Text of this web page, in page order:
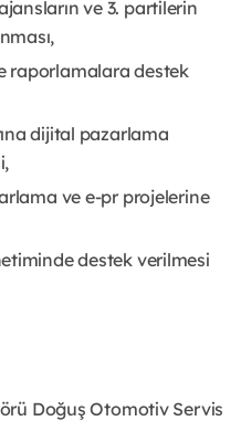
ve 3. partilerin
raporlamalara destek
dijital pazarlama
ve e-pr projelerine
destek verilmesi
Doğuş Otomotiv Servis